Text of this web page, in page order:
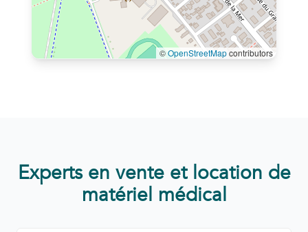
©OpenStreetMapcontributors
Experts en vente et location de
matériel médical